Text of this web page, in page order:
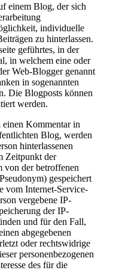
einem Blog, der sich
individuelle
zu hinterlassen.
geführtes, in der
in welchem eine oder
Web-Blogger genannt
in sogenannten
Die Blogposts können
werden.
einen Kommentar in
Blog, werden
hinterlassenen
Zeitpunkt der
von der betroffenen
gespeichert
vom Internet-Service-
vergebene IP-
der IP-
und für den Fall,
abgegebenen
oder rechtswidrige
personenbezogenen
des für die